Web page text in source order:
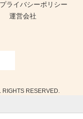
プライバシーポリシー
運営会社
RIGHTS RESERVED.